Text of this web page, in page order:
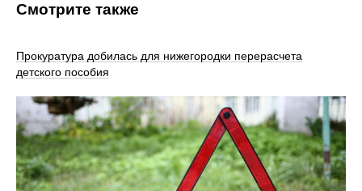
Смотрите также
Прокуратура добилась для нижегородки перерасчета
детского пособия